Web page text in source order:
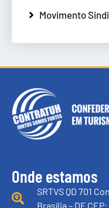
Movimento
Onde estamos
SRTVS QD 701
Brasília – DF